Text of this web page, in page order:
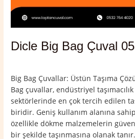
Dicle Big Bag Çuval
Big Bag Çuvallar: Üstün Taşıma
Bag çuvallar, endüstriyel
sektörlerinde en çok tercih edilen
biridir. Geniş kullanım alanına
özellikle dökme malzemelerin
bir şekilde taşınmasına olanak